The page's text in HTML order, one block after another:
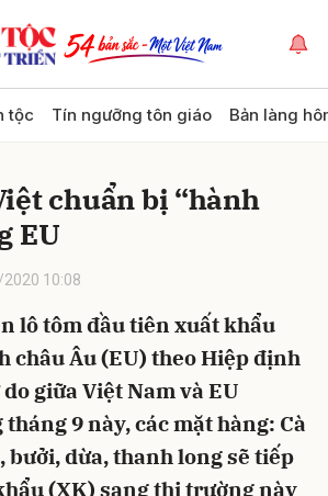
tộc Tín ngưỡng tôn giáo Bản làng
chuẩn bị “hành
EU
10:08
lô tôm đầu tiên xuất khẩu
châu Âu (EU) theo Hiệp định
giữa Việt Nam và EU
9 này, các mặt hàng: Cà
bưởi, dừa, thanh long sẽ tiếp
(XK) sang thị trường này
Hủy Gửi